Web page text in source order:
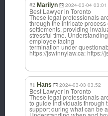
#2 Marilyn 2024-03-04 03:01
Best Lawyer in Toronto
These legal professionals
through the intricate
settlements, providing
stressful time.
employee facing
termination under
https://jswinnylaw.ca: https://
#1 Hans 2024-03-03 03:52
Best Lawyer in Toronto
These legal professionals
to guide individuals through
support during what can be